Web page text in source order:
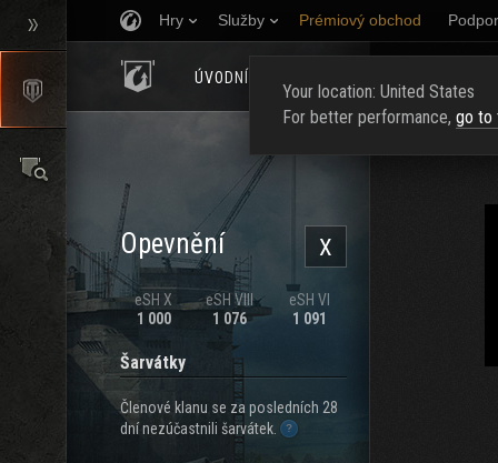
Hry Služby Prémiový obchod
ÚVODNÍ STRÁNKA
X
Opevnění
eSH X
1 000
eSH VIII
1 076
eSH VI
1 091
Šarvátky
Členové klanu se za posledních 28
dní nezúčastnili šarvátek.
Your location: United States
For better performance, go to